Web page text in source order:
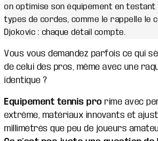
on optimise son équipement en
types de cordes, comme le rappelle le
Djokovic : chaque détail compte.
Vous vous demandez parfois ce qui
de celui des pros, même avec une
identique ?
Equipement tennis pro rime avec
extrême, matériaux innovants et
millimétrés que peu de joueurs